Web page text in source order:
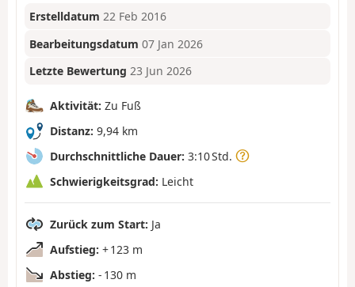
Erstelldatum 22 Feb 2016
Bearbeitungsdatum 07 Jan 2026
Letzte Bewertung 23 Jun 2026
Aktivität: Zu Fuß
Distanz: 9,94 km
Durchschnittliche Dauer: 3:10 Std.
Schwierigkeitsgrad: Leicht
Zurück zum Start: Ja
Aufstieg: + 123 m
Abstieg: - 130 m